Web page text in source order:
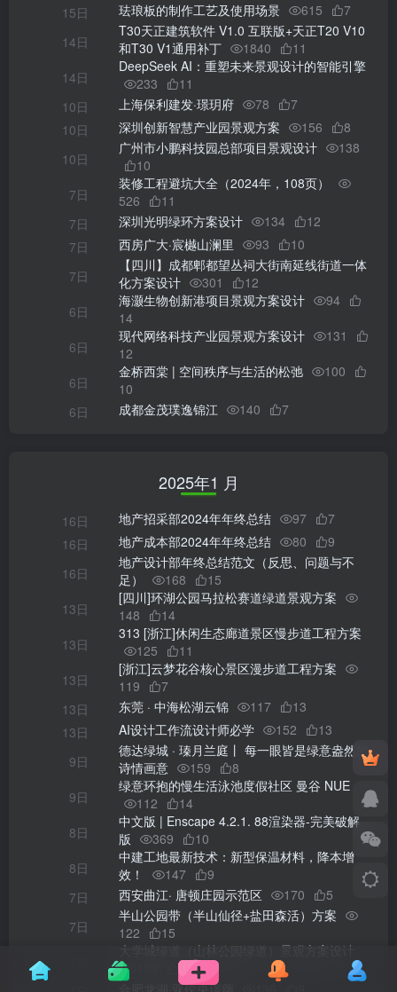
15日
珐琅板的制作工艺及使用场景 615
7
14日
T30天正建筑软件 V1.0 互联版+天正T20 V10
和T30 V1通用补丁
1840
11
14日
DeepSeek AI：重塑未来景观设计的智能引擎
233
11
10日
上海保利建发·璟玥府 78
7
10日
深圳创新智慧产业园景观方案 156
8
10日
广州市小鹏科技园总部项目景观设计
138
10
7日
装修工程避坑⼤全（2024年，108页）
526
11
7日
深圳光明绿环方案设计 134
12
7日
西房广大·宸樾山澜里 93
10
7日
【四川】成都郫都望丛祠大街南延线街道一体
化方案设计
301
12
6日
海灏生物创新港项目景观方案设计
94
14
6日
现代网络科技产业园景观方案设计
131
12
6日
金桥西棠 | 空间秩序与生活的松弛
100
10
6日
成都金茂璞逸锦江 140 7
2025年1 月
16日 地产招采部2024年年终总结 97
7
16日
地产成本部2024年年终总结 80
9
16日
地产设计部年终总结范文（反思、问题与不
足）
168
15
13日
[四川]环湖公园马拉松赛道绿道景观方案
148
14
13日
313 [浙江]休闲生态廊道景区慢步道工程方案
125
11
13日
[浙江]云梦花谷核心景区漫步道工程方案
119
7
13日
东莞 · 中海松湖云锦 117
13
13日
AI设计工作流设计师必学 152
13
9日
德达绿城 · 瑧月兰庭丨 每一眼皆是绿意盎然的
诗情画意
159
8
9日
绿意环抱的慢生活泳池度假社区 曼谷 NUE
112
14
8日
中文版 | Enscape 4.2.1. 88渲染器-完美破解
版
369
10
8日
中建工地最新技术：新型保温材料，降本增
效！
147
9
7日
西安曲江· 唐顿庄园示范区 170
5
7日
半山公园带（半山仙径+盐田森活）方案
122
15
大学城绿道（山林公园绿道）景观方案设计
5
合肥龙湖·亚伦央璟颂